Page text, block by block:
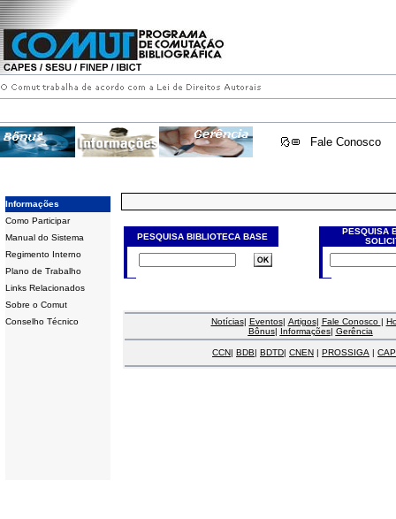
Fale Conosco
Informações
Como Participar
Manual do Sistema
Regimento Interno
Plano de Trabalho
Links Relacionados
Sobre o Comut
Conselho Técnico
PESQUISA BIBLIOTECA BASE
PESQUISA
Notícias| Eventos| Artigos| Fale Conosco |
Bônus| Informações| Gerência
CCN| BDB| BDTD| CNEN | PROSSIGA |